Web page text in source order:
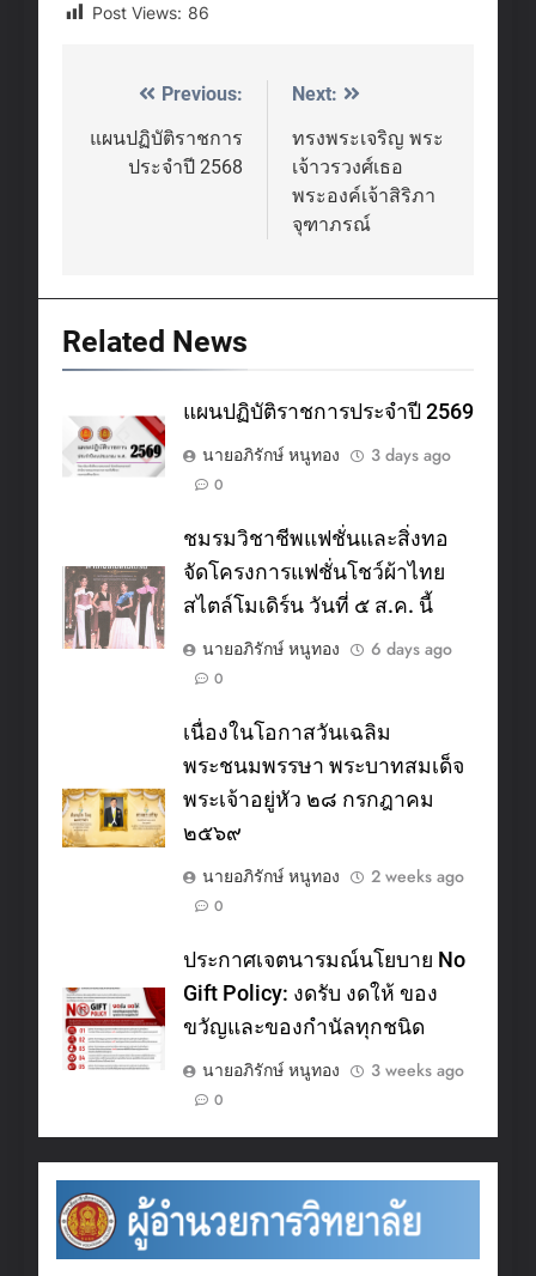
Post Views: 86
Post
navigation
Previous:
แผนปฏิบัติราชการ
ประจำปี 2568
Next:
ทรงพระเจริญ พระ
เจ้าวรวงศ์เธอ
พระองค์เจ้าสิริภา
จุฑาภรณ์
Related News
แผนปฏิบัติราชการประจำปี 2569
นายอภิรักษ์ หนูทอง
3 days ago
0
ชมรมวิชาชีพแฟชั่นและสิ่งทอ
จัดโครงการแฟชั่นโชว์ผ้าไทย
สไตล์โมเดิร์น วันที่ ๕ ส.ค. นี้
นายอภิรักษ์ หนูทอง
6 days ago
0
เนื่องในโอกาสวันเฉลิม
พระชนมพรรษา พระบาทสมเด็จ
พระเจ้าอยู่หัว ๒๘ กรกฎาคม
๒๕๖๙
นายอภิรักษ์ หนูทอง
2 weeks ago
0
ประกาศเจตนารมณ์นโยบาย No
Gift Policy: งดรับ งดให้ ของ
ขวัญและของกำนัลทุกชนิด
นายอภิรักษ์ หนูทอง
3 weeks ago
0